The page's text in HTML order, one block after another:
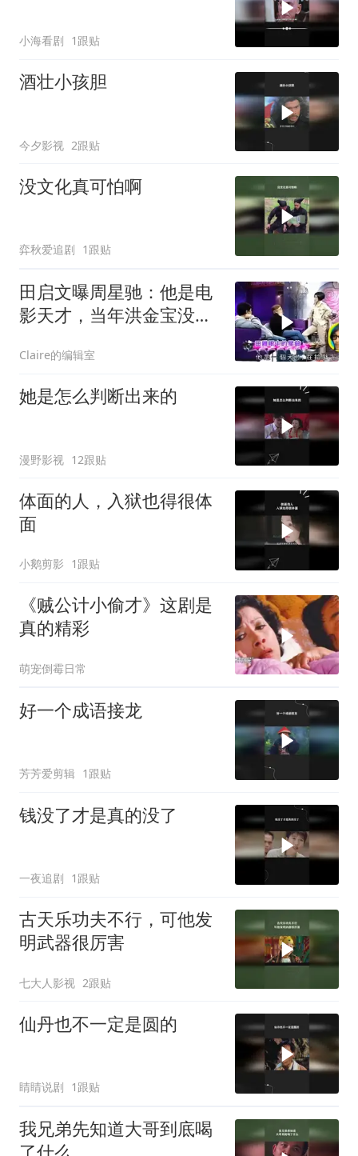
小海看剧 1跟贴
酒壮小孩胆
今夕影视 2跟贴
没文化真可怕啊
弈秋爱追剧 1跟贴
田启文曝周星驰：他是电
影天才，当年洪金宝没跟
Claire的编辑室
她是怎么判断出来的
漫野影视 12跟贴
体面的人，入狱也得很体
面
小鹅剪影 1跟贴
《贼公计小偷才》这剧是
真的精彩
萌宠倒霉日常
好一个成语接龙
芳芳爱剪辑 1跟贴
钱没了才是真的没了
一夜追剧 1跟贴
古天乐功夫不行，可他发
明武器很厉害
七大人影视 2跟贴
仙丹也不一定是圆的
睛睛说剧 1跟贴
我兄弟先知道大哥到底喝